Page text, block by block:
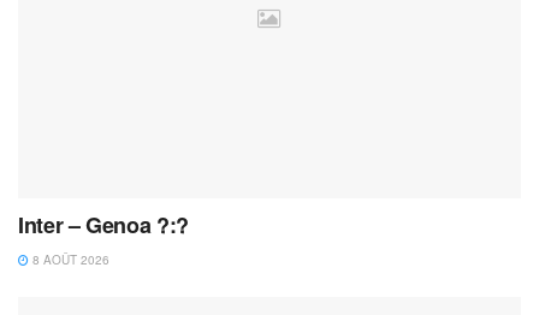
Inter – Genoa ?:?
8 AOÛT 2026